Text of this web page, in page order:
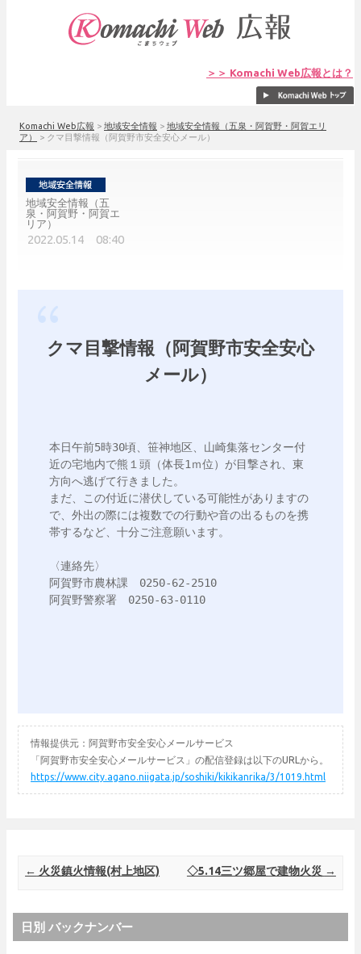
＞＞ Komachi Web広報とは？
Komachi Web広報 > 地域安全情報 > 地域安全情報（五泉・阿賀野・阿賀エリ
ア）
> クマ目撃情報（阿賀野市安全安心メール）
地域安全情報（五
泉・阿賀野・阿賀エ
リア）
2022.05.14 08:40
クマ目撃情報（阿賀野市安全安心
メール）
本日午前5時30頃、笹神地区、山崎集落センター付
近の宅地内で熊１頭（体長1ｍ位）が目撃され、東
方向へ逃げて行きました。
まだ、この付近に潜伏している可能性がありますの
で、外出の際には複数での行動や音の出るものを携
帯するなど、十分ご注意願います。
〈連絡先〉
阿賀野市農林課　0250-62-2510
阿賀野警察署　0250-63-0110
情報提供元：阿賀野市安全安心メールサービス
「阿賀野市安全安心メールサービス」の配信登録は以下のURLから。
https://www.city.agano.niigata.jp/soshiki/kikikanrika/3/1019.html
Post navigation
← 火災鎮火情報(村上地区) ◇5.14三ツ郷屋で建物火災 →
日別 バックナンバー